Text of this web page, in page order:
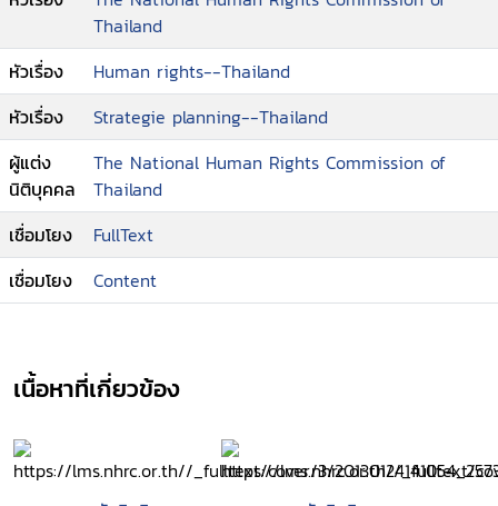
Thailand
หัวเรื่อง
Human rights--Thailand
หัวเรื่อง
Strategie planning--Thailand
ผู้แต่ง
นิติบุคคล
The National Human Rights Commission of
Thailand
เชื่อมโยง
FullText
เชื่อมโยง
Content
เนื้อหาที่เกี่ยวข้อง